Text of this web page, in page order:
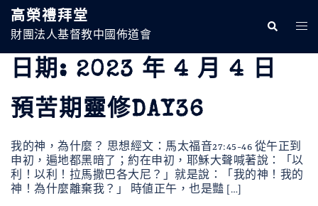
高榮禮拜堂
財團法人基督教中國佈道會
Search
日期: 2023 年 4 月 4 日
預苦期靈修DAY36
我的神，為什麼？ 思想經文：馬太福音27:45-46 從午正到
申初，遍地都黑暗了；約在申初，耶穌大聲喊著說：「以
利！以利！拉馬撒巴各大尼？」就是說：「我的神！我的
神！為什麼離棄我？」 時値正午，也是豔 […]